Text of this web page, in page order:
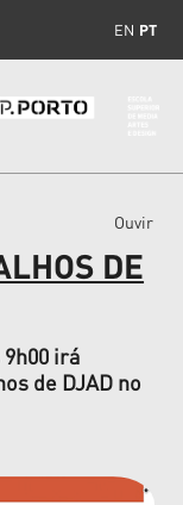
EN PT
Ouvir
DE
irá
de DJAD no